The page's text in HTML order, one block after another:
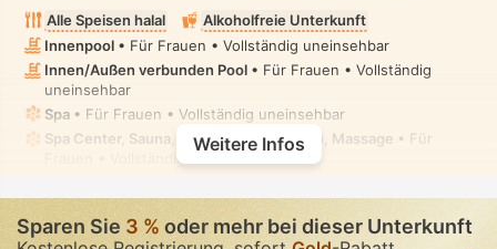
Alle Speisen halal
Alkoholfreie Unterkunft
Innenpool • Für Frauen • Vollständig uneinsehbar
Innen/Außen verbunden Pool • Für Frauen • Vollständig
uneinsehbar
Spa • Für Frauen • Vollständig uneinsehbar
Spa Center, Sauna, Dampfbad, Hammam, Massage • Für
Frauen • Vollständig uneinsehbar
Weitere Infos
Sparen Sie3 %oder mehr bei dieser Unterkunft